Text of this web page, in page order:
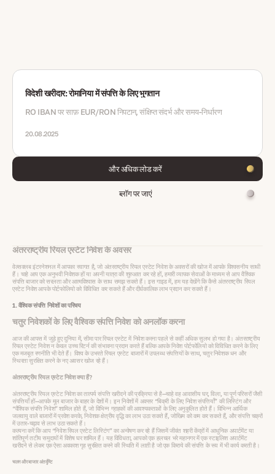
विदेशी खरीदार: रोमानिया में संपत्ति के लिए भुगतान
RO IBAN पर साफ़ EUR/RON निपटान, संक्षिप्त संदर्भ और समय‑निर्धारण
20.08.2025
और अधिक लोड करें
ब्लॉग पर जाएं
अंतरराष्ट्रीय रियल एस्टेट निवेश के अवसर
वेल्सक्लब इंटरनेशनल में आपका स्वागत है, जो अंतरराष्ट्रीय रियल एस्टेट निवेश के अवसरों की खोज में आपके विश्वसनीय साथी
हैं। चाहे आप एक अनुभवी निवेशक हों या अपनी यात्रा की शुरुआत कर रहे हों, हमारी व्यापक सेवाओं के माध्यम से आप वैश्विक
संपत्ति बाजार को सरलता और आत्मविश्वास के साथ समझ सकते हैं। इस गाइड में, हम यह देखेंगे कि कैसे अंतरराष्ट्रीय रियल
एस्टेट निवेश आपके पोर्टफोलियो को विविधित कर सकते हैं और दीर्घकालिक लाभ प्रदान कर सकते हैं।
1. वैश्विक संपत्ति निवेशों का परिचय
चतुर निवेशकों के लिए वैश्विक संपत्ति निवेश को अनलॉक करना
आज की आपस में जुड़े हुए दुनिया में, सीमा पार रियल एस्टेट में निवेश करना पहले से कहीं अधिक सुलभ हो गया है। अंतरराष्ट्रीय
रियल एस्टेट निवेश न केवल उच्च रिटर्न की संभावना प्रदान करते हैं बल्कि आपके निवेश पोर्टफोलियो को विविधित करने के लिए
एक मजबूत रणनीति भी देते हैं। विश्व के उभरते रियल एस्टेट बाजारों में उपलब्ध संपत्तियों के साथ, चतुर निवेशक धन और
स्थिरता सुरक्षित करने के नए अवसर खोज रहे हैं।
अंतरराष्ट्रीय रियल एस्टेट निवेश क्या हैं?
अंतरराष्ट्रीय रियल एस्टेट निवेश का तात्पर्य संपत्ति खरीदने की प्रक्रिया से है—चाहे वह आवासीय घर, विला, या पूर्ण परिसरों जैसी
संपत्तियाँ हों—आपके मूल बाजार के बाहर के देशों में। इन निवेशों में अक्सर “बिक्री के लिए निवेश संपत्तियाँ” की लिस्टिंग और
“वैश्विक संपत्ति निवेश” शामिल होते हैं, जो विभिन्न ग्राहकों की आवश्यकताओं के लिए अनुकूलित होते हैं। विभिन्न आर्थिक
जलवायु वाले बाजारों में प्रवेश करके, निवेशक क्षेत्रीय वृद्धि का लाभ उठा सकते हैं, जोखिम को कम कर सकते हैं, और संपत्ति चक्रों
में उतार-चढ़ाव से लाभ उठा सकते हैं।
कल्पना करें कि आप “निवेश रियल एस्टेट लिस्टिंग” का अन्वेषण कर रहे हैं जिसमें जीवंत शहरी केंद्रों में आधुनिक अपार्टमेंट या
शांतिपूर्ण तटीय समुदायों में विशेष घर शामिल हैं। यह विविधता, आपको एक हलचल भरे महानगर में एक स्टाइलिश अपार्टमेंट
खरीदने से लेकर एक ऐसा अवकाश गृह सुरक्षित करने की स्थिति में लाती है जो एक किराये की संपत्ति के रूप में भी कार्य करती है।
चलन और बाजार अंतर्दृष्टि